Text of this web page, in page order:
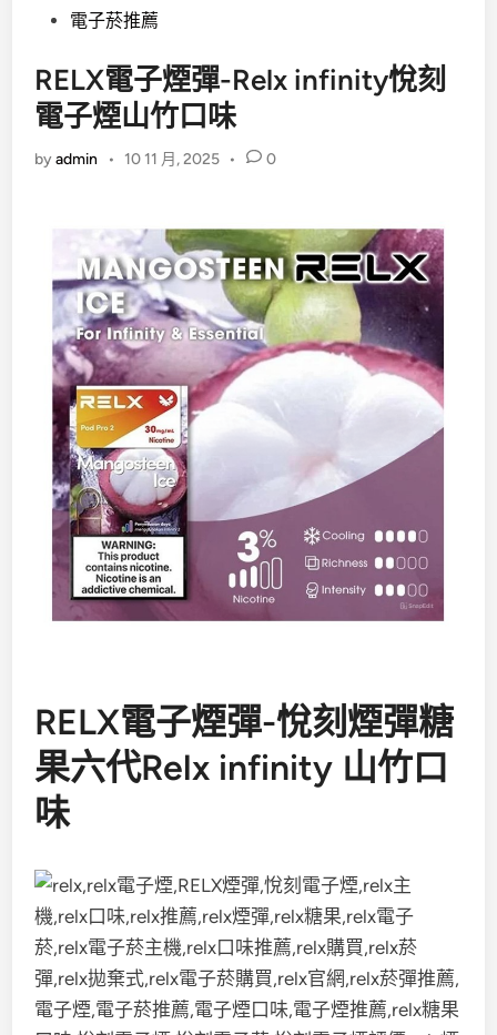
電子菸推薦
RELX電子煙彈-Relx infinity悅刻
電子煙山竹口味
byadmin • 10 11 月, 2025 • 0
RELX電子煙彈-悅刻煙彈糖
果六代Relx infinity 山竹口
味